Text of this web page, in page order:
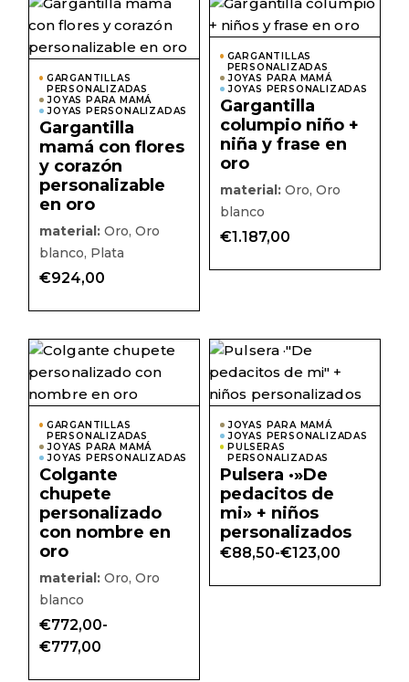
Este
producto
tiene
múltiples
variantes.
opciones
pueden
elegir
página
GARGANTILLAS
PERSONALIZADAS
JOYAS PARA MAMÁ
JOYAS PERSONALIZADAS
Gargantilla
mamá con flores
y corazón
personalizable
en oro
material: Oro, Oro
blanco, Plata
€924,00
Este
tiene
GARGANTILLAS
PERSONALIZADAS
JOYAS PARA MAMÁ
JOYAS PERSONALIZADAS
Gargantilla
columpio niño +
niña y frase en
oro
material:Oro, Oro
blanco
€1.187,00
Este
producto
tiene
múltiples
variantes.
opciones
pueden
elegir
página
producto
GARGANTILLAS
PERSONALIZADAS
JOYAS PARA MAMÁ
JOYAS PERSONALIZADAS
Colgante
chupete
personalizado
con nombre en
oro
material: Oro, Oro
blanco
€772,00-
€777,00
Rango
de
JOYAS PARA MAMÁ
JOYAS PERSONALIZADAS
PULSERAS
PERSONALIZADAS
Pulsera ·»De
pedacitos de
mi» + niños
personalizados
€88,50-€123,00
Rango
precios: